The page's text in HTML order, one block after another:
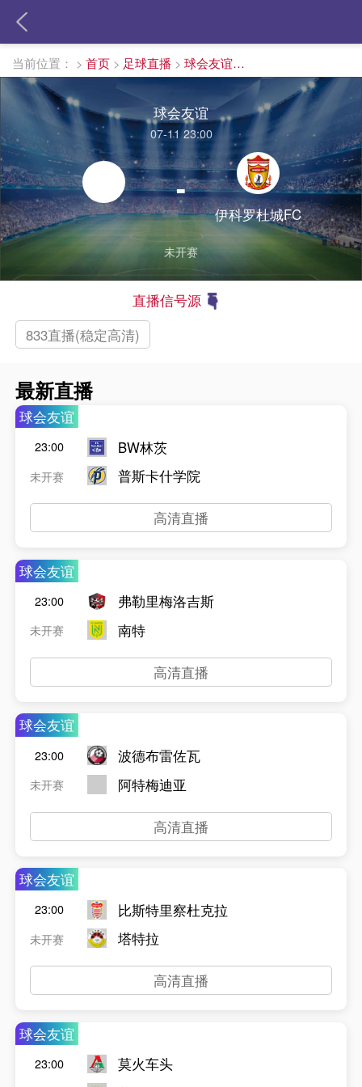
当前位置： > 首页 > 足球直播 > 球会友谊直播
球会友谊
07-11 23:00
-
伊科罗杜城FC
未开赛
直播信号源
833直播(稳定高清)
最新直播
球会友谊
23:00
未开赛
BW林茨
普斯卡什学院
高清直播
球会友谊
23:00
未开赛
弗勒里梅洛吉斯
南特
高清直播
球会友谊
23:00
未开赛
波德布雷佐瓦
阿特梅迪亚
高清直播
球会友谊
23:00
未开赛
比斯特里察杜克拉
塔特拉
高清直播
球会友谊
23:00
莫火车头